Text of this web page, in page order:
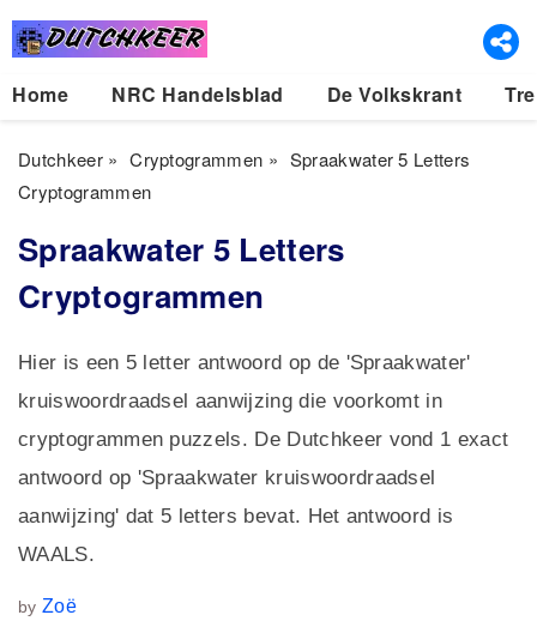
Home NRC Handelsblad De Volkskrant
Dutchkeer» Cryptogrammen » Spraakwater 5 Letters
Cryptogrammen
Spraakwater 5 Letters
Cryptogrammen
Hier is een 5 letter antwoord op de 'Spraakwater'
kruiswoordraadsel aanwijzing die voorkomt in
cryptogrammen puzzels. De Dutchkeer vond 1 exact
antwoord op 'Spraakwater kruiswoordraadsel
aanwijzing' dat 5 letters bevat. Het antwoord is
WAALS.
by Zoë